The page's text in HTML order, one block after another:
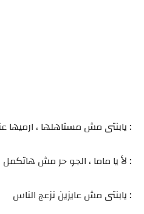
: يابنتى مش مستاهلها ،
: لأ يا ماما ، الجو حر مش
: يابنتى مش عايزين نزعج الناس